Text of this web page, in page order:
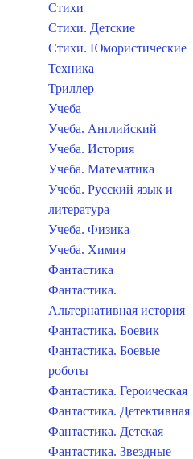
Стихи
Стихи. Детские
Стихи. Юмористические
Техника
Триллер
Учеба
Учеба. Английский
Учеба. История
Учеба. Математика
Учеба. Русский язык и
литература
Учеба. Физика
Учеба. Химия
Фантастика
Фантастика.
Альтернативная история
Фантастика. Боевик
Фантастика. Боевые
роботы
Фантастика. Героическая
Фантастика. Детективная
Фантастика. Детская
Фантастика. Звездные